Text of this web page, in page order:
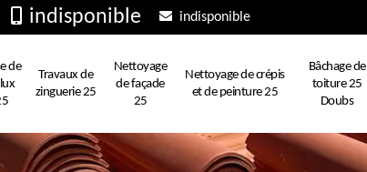
indisponible indisponible
de
Travaux de
zinguerie 25
Nettoyage
de façade
25
Nettoyage de crépis
et de peinture 25
Bâchage de
toiture 25
Doubs